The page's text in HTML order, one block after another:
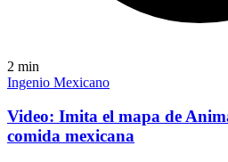
2 min
Ingenio Mexicano
Video: Imita el mapa de
comida mexicana